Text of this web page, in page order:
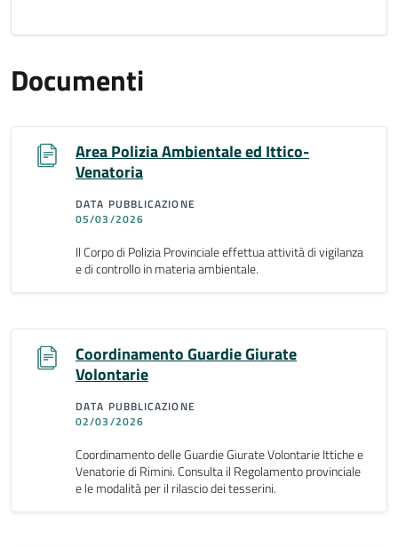
Documenti
Area Polizia Ambientale ed Ittico-
Venatoria
DATA PUBBLICAZIONE
05/03/2026
Il Corpo di Polizia Provinciale effettua attività di vigilanza
e di controllo in materia ambientale.
Coordinamento Guardie Giurate
Volontarie
DATA PUBBLICAZIONE
02/03/2026
Coordinamento delle Guardie Giurate Volontarie Ittiche e
Venatorie di Rimini. Consulta il Regolamento provinciale
e le modalità per il rilascio dei tesserini.